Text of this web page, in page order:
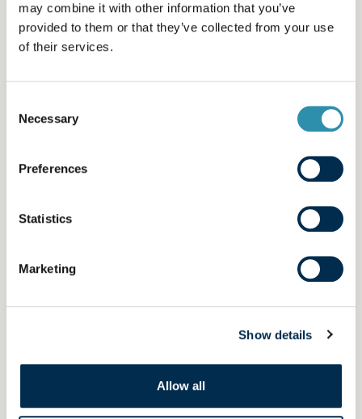
may combine it with other information that you’ve
provided to them or that they’ve collected from your use
of their services.
Selection
Necessary
Preferences
Statistics
Marketing
Show details
Allow all
CHOISIR
Votre mail
Votre téléphone*